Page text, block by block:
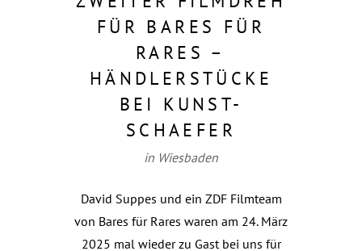
FÜR BARES FÜR
RARES –
HÄNDLERSTÜCKE
BEI KUNST-
SCHAEFER
in Wiesbaden
David Suppes und ein ZDF Filmteam
von Bares für Rares waren am 24. März
2025 mal wieder zu Gast bei uns für